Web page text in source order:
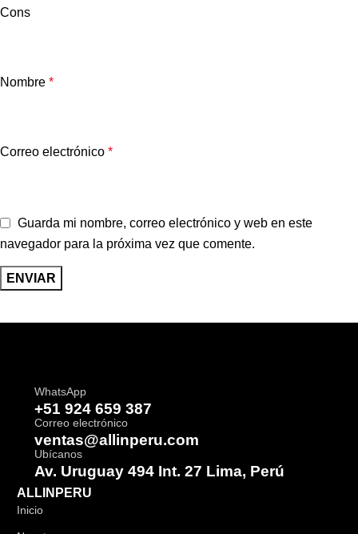
Cons
Nombre *
Correo electrónico *
Guarda mi nombre, correo electrónico y web en este
navegador para la próxima vez que comente.
WhatsApp
+51 924 659 387
Correo electrónico
ventas@allinperu.com
Ubícanos
Av. Uruguay 494 Int. 27 Lima, Perú
ALLINPERU
Inicio